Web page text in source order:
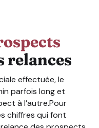
relances
effectuée, le
parfois long et
à l’autre.Pour
chiffres qui font